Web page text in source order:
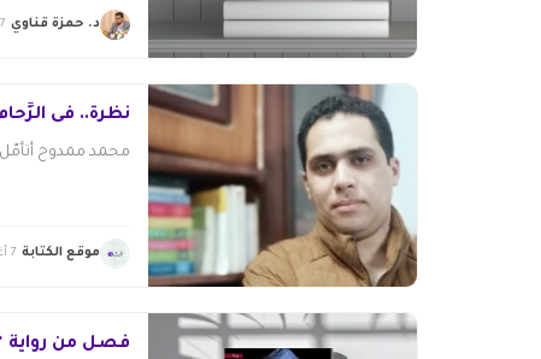
د. حمزة قناوي 7 أغسطس 2026
نظرة.. فى
محمد ممدوح
موقع الكتابة 7 أغسطس 2026
فصل من رواية